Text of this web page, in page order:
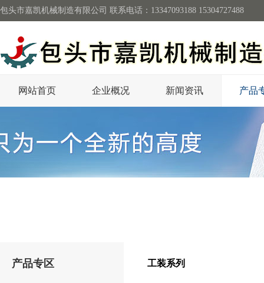
包头市嘉凯机械制造有限公司 联系电话：13347093188 15304727488
网站首页 企业概况 新闻资讯 产品
产品专区 工装系列